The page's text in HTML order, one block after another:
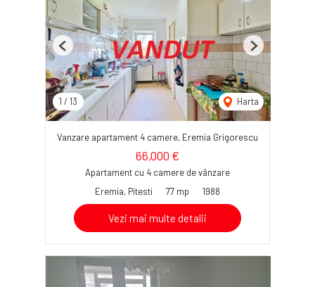
1 / 13 Harta
Previous Next
Vanzare apartament 4 camere, Eremia Grigorescu
66,000 €
Apartament cu 4 camere de vânzare
Eremia, Pitesti
77 mp 1988
Vezi mai multe detalii